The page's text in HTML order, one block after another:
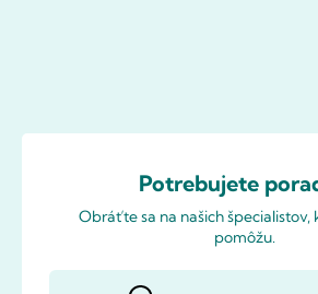
Potrebujete
Obráťte sa na našich špecialistov,
pomôžu.